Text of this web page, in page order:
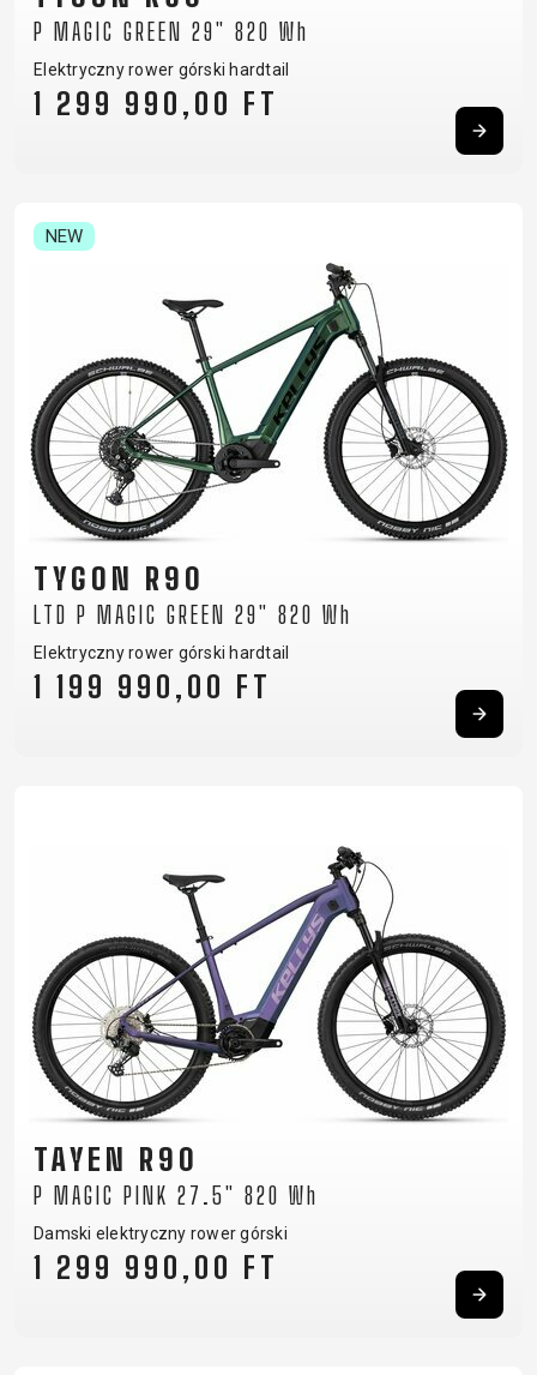
P MAGIC GREEN 29" 820 Wh
Elektryczny rower górski hardtail
1 299 990,00 FT
NEW
TYGON R90
LTD P MAGIC GREEN 29" 820 Wh
Elektryczny rower górski hardtail
1 199 990,00 FT
TAYEN R90
P MAGIC PINK 27.5" 820 Wh
Damski elektryczny rower górski
1 299 990,00 FT